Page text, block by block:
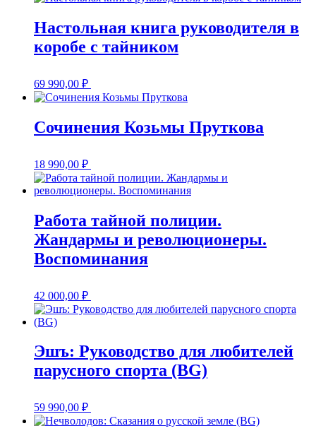
Настольная книга руководителя в
коробе с тайником
69 990,00 ₽
Сочинения Козьмы Пруткова
18 990,00 ₽
Работа тайной полиции.
Жандармы и революционеры.
Воспоминания
42 000,00 ₽
Эшъ: Руководство для любителей
парусного спорта (BG)
59 990,00 ₽